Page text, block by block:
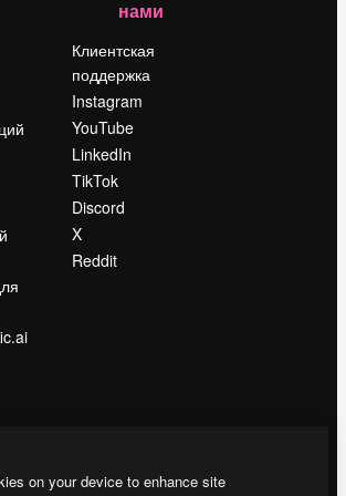
нами
Клиентская
поддержка
Instagram
YouTube
LinkedIn
TikTok
Discord
X
Reddit
on your device to enhance site